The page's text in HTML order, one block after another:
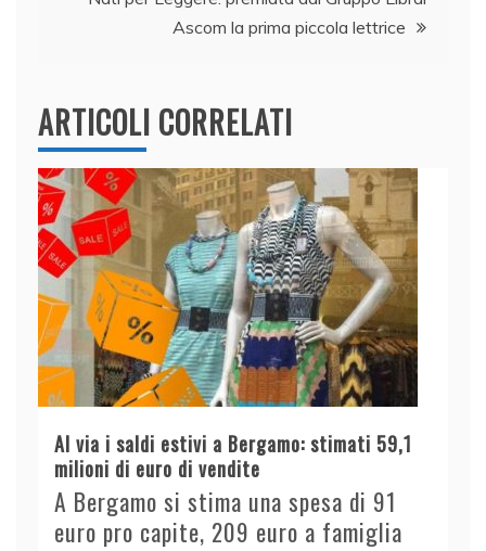
Ascom la prima piccola lettrice
ARTICOLI CORRELATI
Al via i saldi estivi a Bergamo: stimati 59,1
milioni di euro di vendite
A Bergamo si stima una spesa di 91
euro pro capite, 209 euro a famiglia